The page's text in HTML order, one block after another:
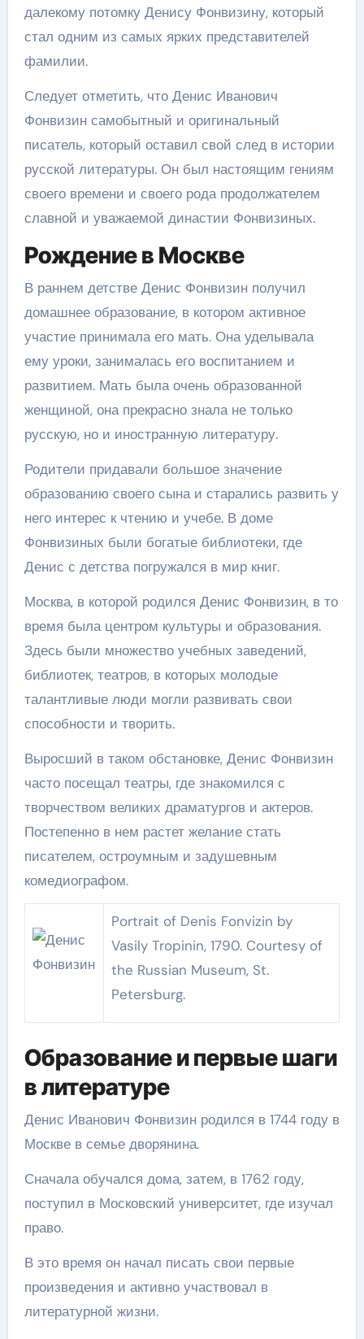
далекому потомку Денису Фонвизину, который
стал одним из самых ярких представителей
фамилии.
Следует отметить, что Денис Иванович
Фонвизин самобытный и оригинальный
писатель, который оставил свой след в истории
русской литературы. Он был настоящим гениям
своего времени и своего рода продолжателем
славной и уважаемой династии Фонвизиных.
Рождение в Москве
В раннем детстве Денис Фонвизин получил
домашнее образование, в котором активное
участие принимала его мать. Она уделывала
ему уроки, занималась его воспитанием и
развитием. Мать была очень образованной
женщиной, она прекрасно знала не только
русскую, но и иностранную литературу.
Родители придавали большое значение
образованию своего сына и старались развить у
него интерес к чтению и учебе. В доме
Фонвизиных были богатые библиотеки, где
Денис с детства погружался в мир книг.
Москва, в которой родился Денис Фонвизин, в то
время была центром культуры и образования.
Здесь были множество учебных заведений,
библиотек, театров, в которых молодые
талантливые люди могли развивать свои
способности и творить.
Выросший в таком обстановке, Денис Фонвизин
часто посещал театры, где знакомился с
творчеством великих драматургов и актеров.
Постепенно в нем растет желание стать
писателем, остроумным и задушевным
комедиографом.
Portrait of Denis Fonvizin by
Vasily Tropinin, 1790. Courtesy of
the Russian Museum, St.
Petersburg.
Образование и первые шаги
в литературе
Денис Иванович Фонвизин родился в 1744 году в
Москве в семье дворянина.
Сначала обучался дома, затем, в 1762 году,
поступил в Московский университет, где изучал
право.
В это время он начал писать свои первые
произведения и активно участвовал в
литературной жизни.